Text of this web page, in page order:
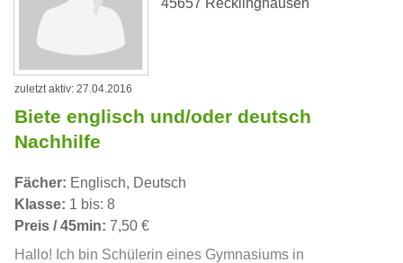
zuletzt aktiv: 27.04.2016
Biete englisch und/oder deutsch
Nachhilfe
Fächer: Englisch, Deutsch
Klasse: 1 bis: 8
Preis / 45min: 7,50 €
Hallo! Ich bin Schülerin eines Gymnasiums in